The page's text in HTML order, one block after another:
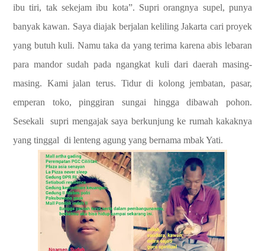
ibu tiri, tak sekejam ibu kota”. Supri orangnya supel, punya
banyak kawan. Saya diajak berjalan keliling Jakarta cari proyek
yang butuh kuli. Namu taka da yang terima karena abis lebaran
para mandor sudah pada ngangkat kuli dari daerah masing-
masing. Kami jalan terus. Tidur di kolong jembatan, pasar,
emperan toko, pinggiran sungai hingga dibawah pohon.
Sesekali supri mengajak saya berkunjung ke rumah kakaknya
yang tinggal di lenteng agung yang bernama mbak Yati.